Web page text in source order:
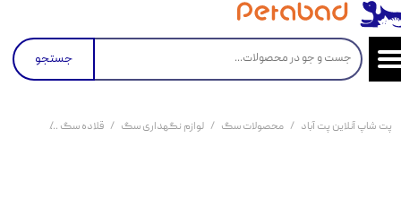
جستجو
پت شاپ آنلاین پت آباد محصولات سگ لوازم نگهداری سگ قلاده سگ